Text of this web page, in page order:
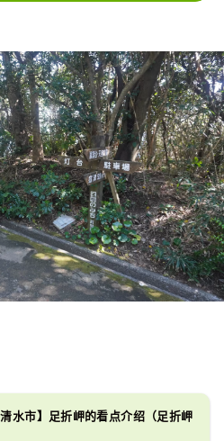
清水市】足折岬的看点介绍（足折岬